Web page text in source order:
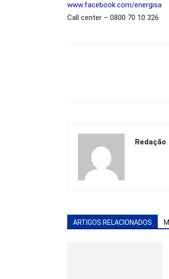
www.facebook.com/energisa
Call center – 0800 70 10 326
Redação
ARTIGOS RELACIONADOS